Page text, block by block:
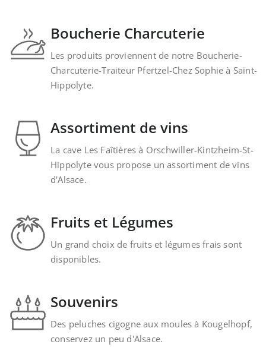
Boucherie Charcuterie
Les produits proviennent de notre Boucherie-
Charcuterie-Traiteur Pfertzel-Chez Sophie à Saint-
Hippolyte.
Assortiment de vins
La cave Les Faîtières à Orschwiller-Kintzheim-St-
Hippolyte vous propose un assortiment de vins
d'Alsace.
Fruits et Légumes
Un grand choix de fruits et légumes frais sont
disponibles.
Souvenirs
Des peluches cigogne aux moules à Kougelhopf,
conservez un peu d'Alsace.